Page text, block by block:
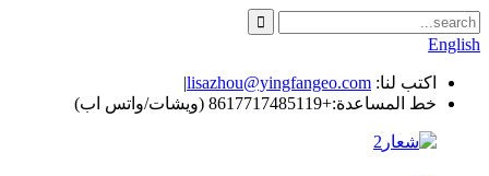
English
اكتب لنا: lisazhou@yingfangeo.com
|
خط المساعدة:+8617717485119 (ويشات/واتس اب)